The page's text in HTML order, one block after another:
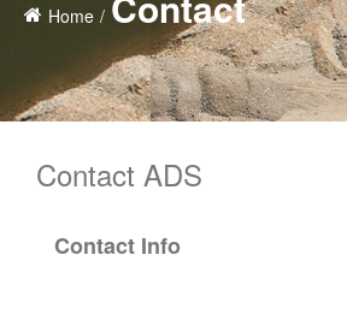
Home
Contact ADS
Contact Info